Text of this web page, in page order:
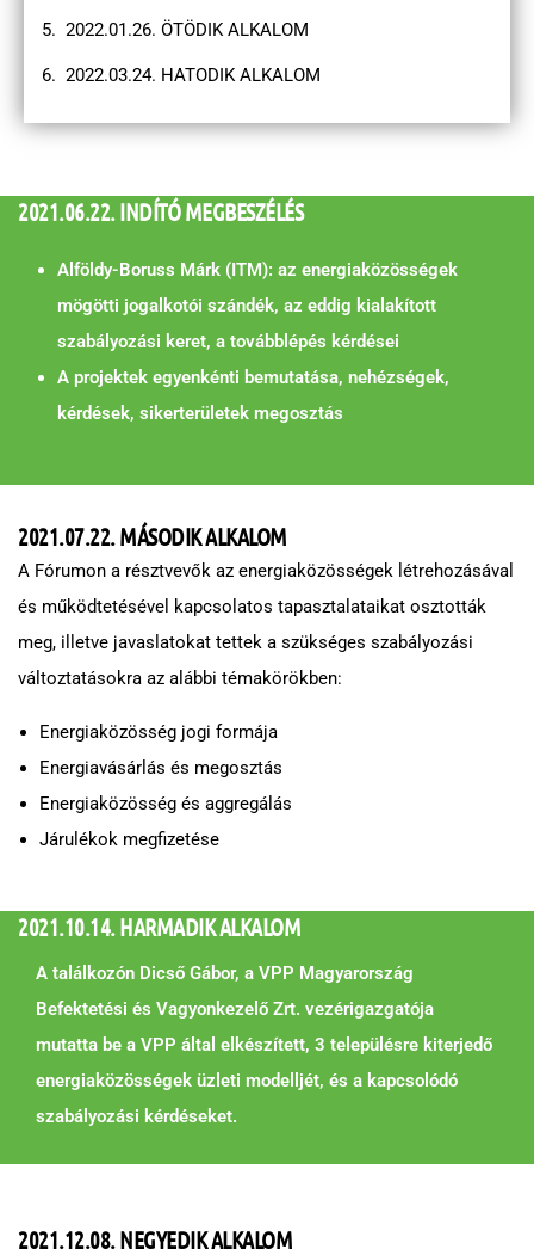
2022.01.26. ÖTÖDIK ALKALOM
2022.03.24. HATODIK ALKALOM
2021.06.22. INDÍTÓ MEGBESZÉLÉS
Alföldy-Boruss Márk (ITM): az energiaközösségek
mögötti jogalkotói szándék, az eddig kialakított
szabályozási keret, a továbblépés kérdései
A projektek egyenkénti bemutatása, nehézségek,
kérdések, sikerterületek megosztás
2021.07.22. MÁSODIK ALKALOM
A Fórumon a résztvevők az energiaközösségek létrehozásával
és működtetésével kapcsolatos tapasztalataikat osztották
meg, illetve javaslatokat tettek a szükséges szabályozási
változtatásokra az alábbi témakörökben:
Energiaközösség jogi formája
Energiavásárlás és megosztás
Energiaközösség és aggregálás
Járulékok megfizetése
2021.10.14. HARMADIK ALKALOM
A találkozón Dicső Gábor, a VPP Magyarország
Befektetési és Vagyonkezelő Zrt. vezérigazgatója
mutatta be a VPP által elkészített, 3 településre kiterjedő
energiaközösségek üzleti modelljét, és a kapcsolódó
szabályozási kérdéseket.
2021.12.08. NEGYEDIK ALKALOM